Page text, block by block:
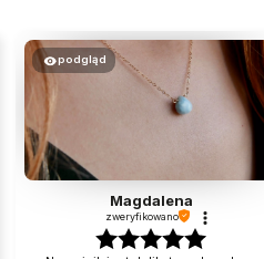
podgląd
Magdalena
zweryfikowano